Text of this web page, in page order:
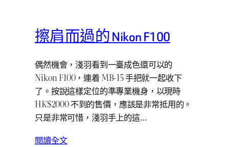
擦肩而過的 Nikon F100
偶然機會，淺羽看到一臺成色還可以的
Nikon F100，連着 MB-15 手把就一起收下
了。按說這樣定位的準專業機身，以現時
HK$2000 不到的售價，應該是非常抵用的。
只是非常可惜，淺羽手上的這…
閱讀全文